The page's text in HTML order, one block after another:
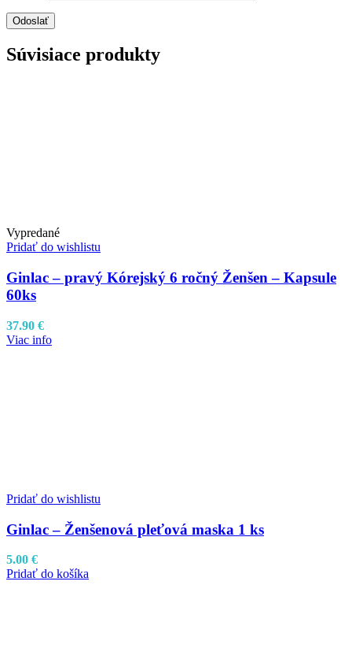
Súvisiace produkty
Vypredané
Pridať do wishlistu
Ginlac – pravý Kórejský 6 ročný Ženšen – Kapsule
60ks
37.90 €
Viac info
Pridať do wishlistu
Ginlac – Ženšenová pleťová maska 1 ks
5.00 €
Pridať do košíka